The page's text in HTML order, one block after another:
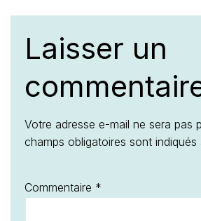
Laisser un
Votre adresse e-mail ne sera pas
champs obligatoires sont indiqués
Commentaire *